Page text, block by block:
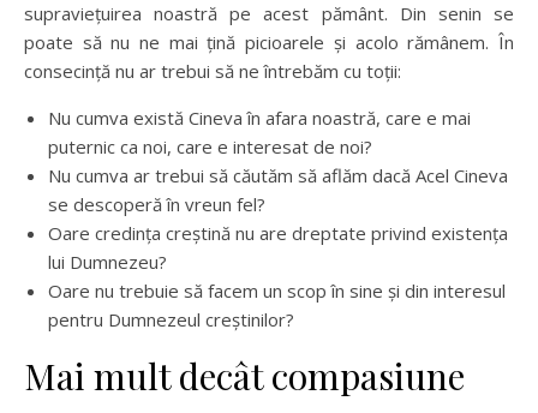
supraviețuirea noastră pe acest pământ. Din senin se
poate să nu ne mai țină picioarele și acolo rămânem. În
consecință nu ar trebui să ne întrebăm cu toții:
Nu cumva există Cineva în afara noastră, care e mai
puternic ca noi, care e interesat de noi?
Nu cumva ar trebui să căutăm să aflăm dacă Acel Cineva
se descoperă în vreun fel?
Oare credința creștină nu are dreptate privind existența
lui Dumnezeu?
Oare nu trebuie să facem un scop în sine și din interesul
pentru Dumnezeul creștinilor?
Mai mult decât compasiune